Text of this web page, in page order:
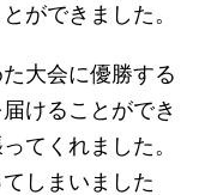
ができました。
大会に優勝する
けることができ
てくれました。
しまいました